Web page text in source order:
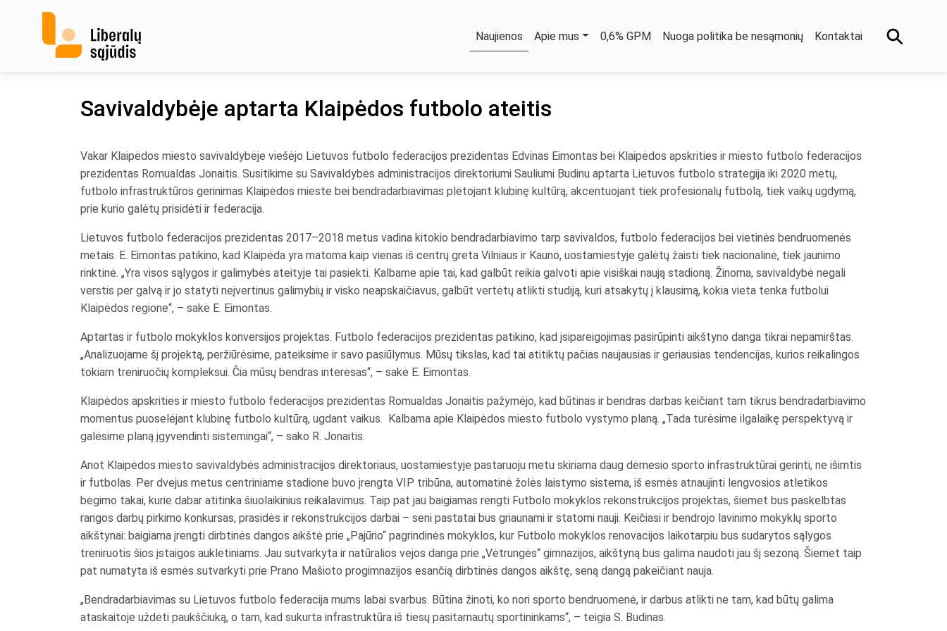
Naujienos Apie mus 0,6% GPM Nuoga politika be nesąmonių Kontaktai
Savivaldybėje aptarta Klaipėdos futbolo ateitis
Vakar Klaipėdos miesto savivaldybėje viešėjo Lietuvos futbolo federacijos prezidentas Edvinas Eimontas bei Klaipėdos apskrities ir miesto futbolo federacijos
prezidentas Romualdas Jonaitis. Susitikime su Savivaldybės administracijos direktoriumi Sauliumi Budinu aptarta Lietuvos futbolo strategija iki 2020 metų,
futbolo infrastruktūros gerinimas Klaipėdos mieste bei bendradarbiavimas plėtojant klubinę kultūrą, akcentuojant tiek profesionalų futbolą, tiek vaikų ugdymą,
prie kurio galėtų prisidėti ir federacija.
Lietuvos futbolo federacijos prezidentas 2017–2018 metus vadina kitokio bendradarbiavimo tarp savivaldos, futbolo federacijos bei vietinės bendruomenės
metais. E. Eimontas patikino, kad Klaipėda yra matoma kaip vienas iš centrų greta Vilniaus ir Kauno, uostamiestyje galėtų žaisti tiek nacionalinė, tiek jaunimo
rinktinė. „Yra visos sąlygos ir galimybės ateityje tai pasiekti. Kalbame apie tai, kad galbūt reikia galvoti apie visiškai naują stadioną. Žinoma, savivaldybė negali
verstis per galvą ir jo statyti neįvertinus galimybių ir visko neapskaičiavus, galbūt vertėtų atlikti studiją, kuri atsakytų į klausimą, kokia vieta tenka futbolui
Klaipėdos regione“, – sakė E. Eimontas.
Aptartas ir futbolo mokyklos konversijos projektas. Futbolo federacijos prezidentas patikino, kad įsipareigojimas pasirūpinti aikštyno danga tikrai nepamirštas.
„Analizuojame šį projektą, peržiūrėsime, pateiksime ir savo pasiūlymus. Mūsų tikslas, kad tai atitiktų pačias naujausias ir geriausias tendencijas, kurios reikalingos
tokiam treniruočių kompleksui. Čia mūsų bendras interesas“, – sakė E. Eimontas.
Klaipėdos apskrities ir miesto futbolo federacijos prezidentas Romualdas Jonaitis pažymėjo, kad būtinas ir bendras darbas keičiant tam tikrus bendradarbiavimo
momentus puoselėjant klubinę futbolo kultūrą, ugdant vaikus. Kalbama apie Klaipėdos miesto futbolo vystymo planą. „Tada turėsime ilgalaikę perspektyvą ir
galėsime planą įgyvendinti sistemingai“, – sako R. Jonaitis.
Anot Klaipėdos miesto savivaldybės administracijos direktoriaus, uostamiestyje pastaruoju metu skiriama daug dėmesio sporto infrastruktūrai gerinti, ne išimtis
ir futbolas. Per dvejus metus centriniame stadione buvo įrengta VIP tribūna, automatinė žolės laistymo sistema, iš esmės atnaujinti lengvosios atletikos
bėgimo takai, kurie dabar atitinka šiuolaikinius reikalavimus. Taip pat jau baigiamas rengti Futbolo mokyklos rekonstrukcijos projektas, šiemet bus paskelbtas
rangos darbų pirkimo konkursas, prasidės ir rekonstrukcijos darbai – seni pastatai bus griaunami ir statomi nauji. Keičiasi ir bendrojo lavinimo mokyklų sporto
aikštynai: baigiama įrengti dirbtinės dangos aikštė prie „Pajūrio“ pagrindinės mokyklos, kur Futbolo mokyklos renovacijos laikotarpiu bus sudarytos sąlygos
treniruotis šios įstaigos auklėtiniams. Jau sutvarkyta ir natūralios vejos danga prie „Vėtrungės“ gimnazijos, aikštyną bus galima naudoti jau šį sezoną. Šiemet taip
pat numatyta iš esmės sutvarkyti prie Prano Mašioto progimnazijos esančią dirbtinės dangos aikštę, seną dangą pakeičiant nauja.
„Bendradarbiavimas su Lietuvos futbolo federacija mums labai svarbus. Būtina žinoti, ko nori sporto bendruomenė, ir darbus atlikti ne tam, kad būtų galima
ataskaitoje uždėti paukščiuką, o tam, kad sukurta infrastruktūra iš tiesų pasitarnautų sportininkams“, – teigia S. Budinas.